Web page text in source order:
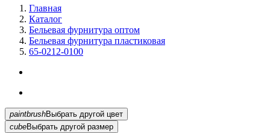
Главная
Каталог
Бельевая фурнитура оптом
Бельевая фурнитура пластиковая
65-0212-0100
paintbrush
Выбрать другой цвет
cubeВыбрать другой размер